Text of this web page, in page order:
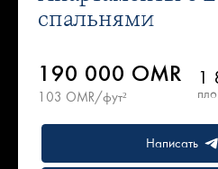
спальнями
190 000 OMR
103 OMR/фут²
1
Написать